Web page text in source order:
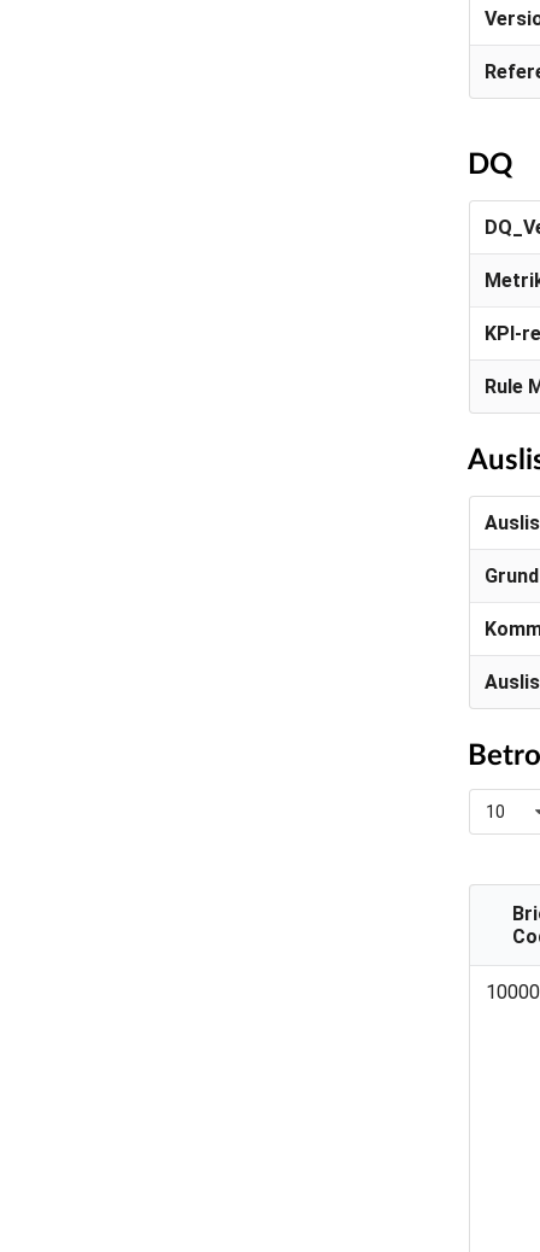
DQ
KPI-
Rule
10